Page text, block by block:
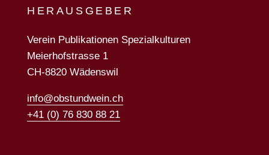
HERAUSGEBER
Verein Publikationen Spezialkulturen
Meierhofstrasse 1
CH-8820 Wädenswil
info@obstundwein.ch
+41 (0) 76 830 88 21